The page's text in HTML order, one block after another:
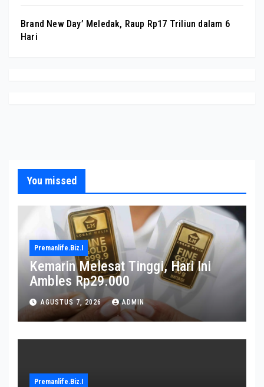
Brand New Day’ Meledak, Raup Rp17 Triliun dalam 6
Hari
You missed
Premanlife.biz.i
Kemarin Melesat Tinggi, Hari Ini
Ambles Rp29.000
AGUSTUS 7, 2026 ADMIN
Premanlife.biz.i